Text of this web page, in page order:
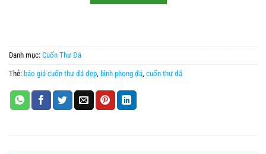
Danh mục: Cuốn Thư Đá
Thẻ: báo giá cuốn thư đá đẹp, bình phong đá, cuốn thư đá